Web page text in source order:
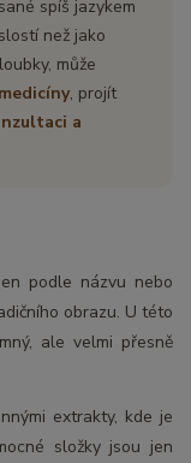
spíš jazykem
než jako
může
, projít
a
podle názvu nebo
obrazu. U této
ale velmi přesně
extrakty, kde je
složky jsou jen